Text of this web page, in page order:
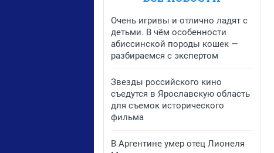
Очень игривы и отлично ладят с
детьми. В чём особенности
абиссинской породы кошек —
разбираемся с экспертом
Звезды российского кино
съедутся в Ярославскую область
для съемок исторического
фильма
В Аргентине умер отец Лионеля